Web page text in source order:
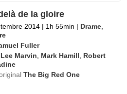
de la gloire
2014 | 1h 55min | Drame,
Fuller
Lee Marvin, Mark Hamill, Robert
The Big Red One